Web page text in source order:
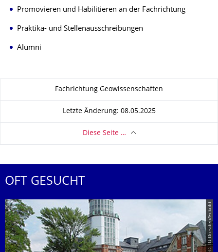
Promovieren und Habilitieren an der Fachrichtung
Praktika- und Stellenausschreibungen
Alumni
Zu dieser SeiteFachrichtung Geowissenschaften
Letzte Änderung: 08.05.2025
Diese Seite …
OFT GESUCHT
© TU Dresden/Eckold